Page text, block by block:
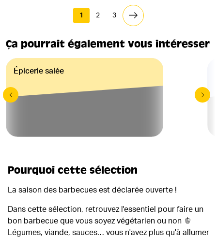
1 2 3
Ça pourrait également vous intéresser
Épicerie salée
Pourquoi cette sélection
La saison des barbecues est déclarée ouverte !
Dans cette sélection, retrouvez l'essentiel pour faire un
bon barbecue que vous soyez végétarien ou non 🫑
Légumes, viande, sauces… vous n'avez plus qu'à allumer